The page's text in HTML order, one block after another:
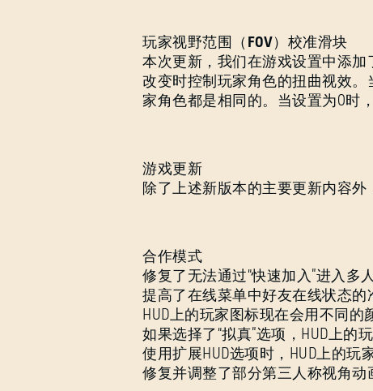
玩家视野范围（FOV）校准滑块
本次更新，我们在游戏设置中添加
改变时控制玩家角色的扭曲视效。
家角色都是相同的。当设置为0时
游戏更新
除了上述新版本的主要更新内容外
合作模式
修复了无法通过“快速加入”进入多
提高了在线菜单中好友在线状态的
HUD上的玩家图标现在会用不同的
如果选择了“拟真”选项，HUD上的
使用扩展HUD选项时，HUD上的玩
修复并调整了部分第三人称视角动